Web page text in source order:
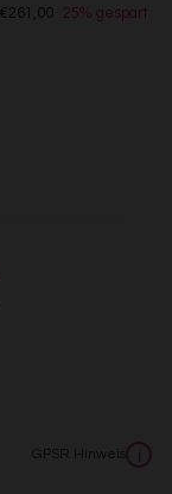
25% gespart
GPSR Hinweis i